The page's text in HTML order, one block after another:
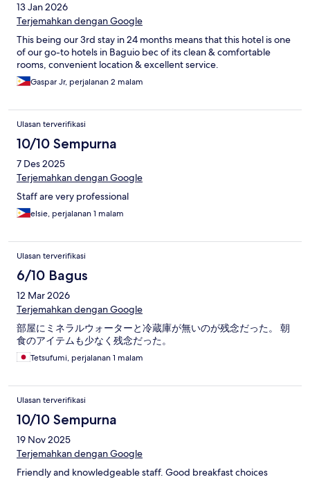
13 Jan 2026
Terjemahkan dengan Google
This being our 3rd stay in 24 months means that this hotel is one
of our go-to hotels in Baguio bec of its clean & comfortable
rooms, convenient location & excellent service.
Gaspar Jr, perjalanan 2 malam
Ulasan terverifikasi
10/10 Sempurna
7 Des 2025
Terjemahkan dengan Google
Staff are very professional
elsie, perjalanan 1 malam
Ulasan terverifikasi
6/10 Bagus
12 Mar 2026
Terjemahkan dengan Google
部屋にミネラルウォーターと冷蔵庫が無いのが残念だった。 朝
食のアイテムも少なく残念だった。
Tetsufumi, perjalanan 1 malam
Ulasan terverifikasi
10/10 Sempurna
19 Nov 2025
Terjemahkan dengan Google
Friendly and knowledgeable staff. Good breakfast choices